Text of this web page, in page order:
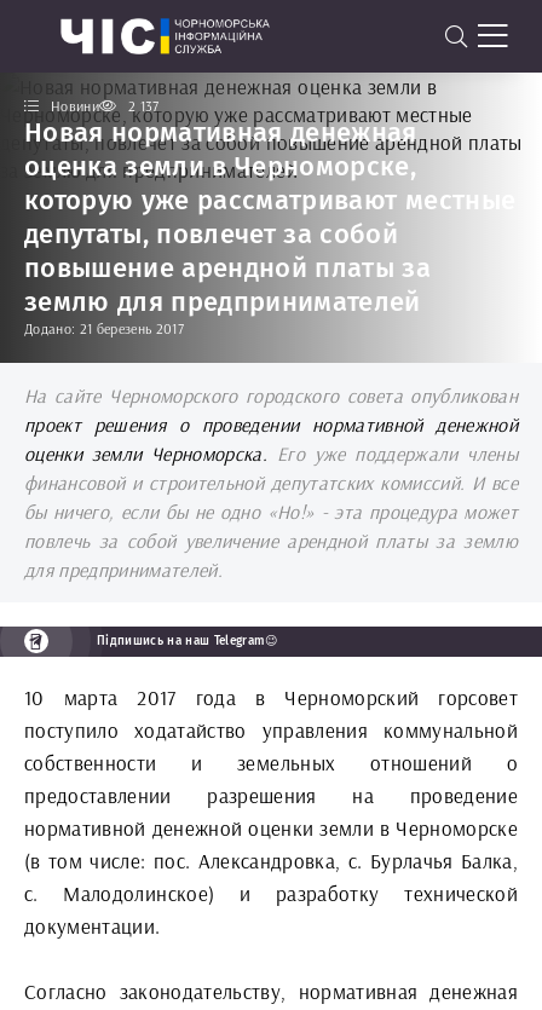
Новини 2 137
Новая нормативная денежная
оценка земли в Черноморске,
которую уже рассматривают местные
депутаты, повлечет за собой
повышение арендной платы за
землю для предпринимателей
Додано: 21 березень 2017
На сайте Черноморского городского совета опубликован
проект решения о проведении нормативной денежной
оценки земли Черноморска. Его уже поддержали члены
финансовой и строительной депутатских комиссий. И все
бы ничего, если бы не одно «Но!» - эта процедура может
повлечь за собой увеличение арендной платы за землю
для предпринимателей.
Підпишись на наш Telegram😉
10 марта 2017 года в Черноморский горсовет
поступило ходатайство управления коммунальной
собственности и земельных отношений о
предоставлении разрешения на проведение
нормативной денежной оценки земли в Черноморске
(в том числе: пос. Александровка, с. Бурлачья Балка,
с. Малодолинское) и разработку технической
документации.
Согласно законодательству, нормативная денежная